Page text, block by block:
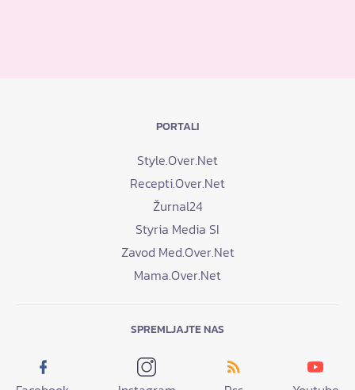
PORTALI
Style.Over.Net
Recepti.Over.Net
Žurnal24
Styria Media SI
Zavod Med.Over.Net
Mama.Over.Net
SPREMLJAJTE NAS